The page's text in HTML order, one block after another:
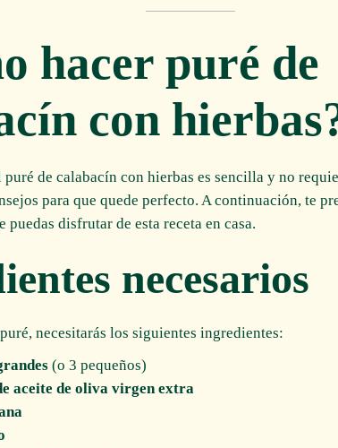
hacer puré de
con
de calabacín con hierbas es sencilla y no
para que quede perfecto. A continuación, te
puedas disfrutar de esta receta en casa.
necesarios
necesitarás los siguientes ingredientes:
(o 3 pequeños)
aceite de oliva virgen extra